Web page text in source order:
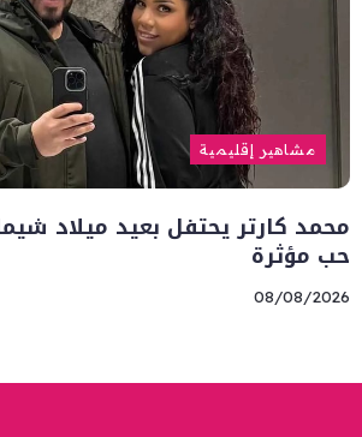
مشاهير إقليمية
محمد كارتر يحتفل بعيد ميلاد
حب مؤثرة
08/08/2026